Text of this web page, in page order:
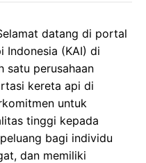
datang di portal
Indonesia (KAI) di
satu perusahaan
kereta api di
untuk
tinggi kepada
bagi individu
dan memiliki